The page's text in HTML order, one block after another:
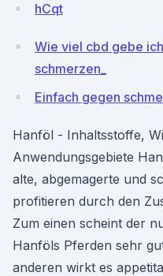
hCqt
Wie viel cbd gebe
schmerzen_
Einfach gegen
Hanföl - Inhaltsstoffe,
Anwendungsgebiete
alte, abgemagerte und
profitieren durch den
Zum einen scheint der
Hanföls Pferden sehr
anderen wirkt es